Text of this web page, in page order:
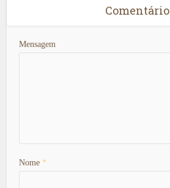
Comentário
Mensagem
Nome *